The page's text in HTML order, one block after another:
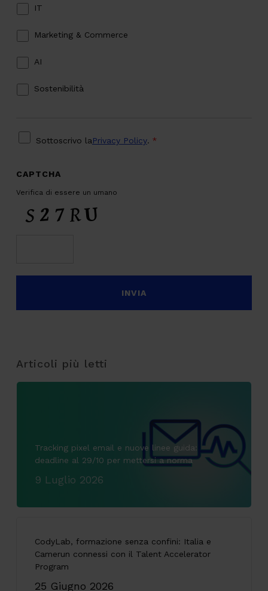
IT
Marketing & Commerce
AI
Sostenibilità
Sottoscrivo laPrivacy Policy. *
CAPTCHA
Verifica di essere un umano
Articoli più letti
Tracking pixel email e nuove linee guida:
deadline al 29/10 per mettersi a norma
9 Luglio 2026
CodyLab, formazione senza confini: Italia e
Camerun connessi con il Talent Accelerator
Program
25 Giugno 2026